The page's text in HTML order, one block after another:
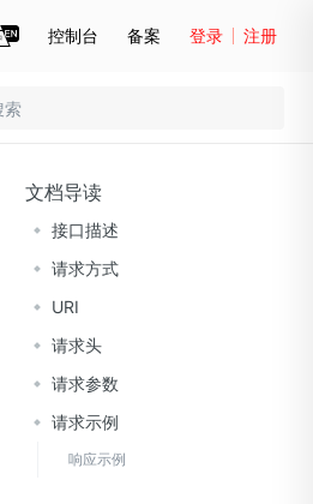
控制台 备案 登录 注册
文档导读
接口描述
请求方式
URI
请求头
请求参数
请求示例
响应示例